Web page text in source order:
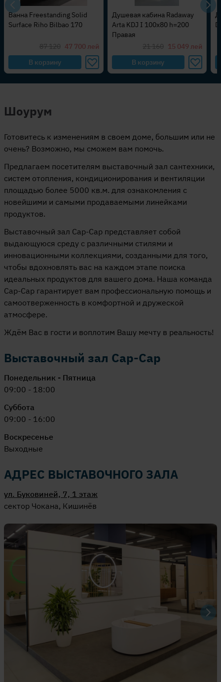
Душевая кабина Radaway
Arta KDJ I 100x80 h=200
21 160 15 049 лей
В корзину
Дверь в нишу Radaway Arta
DWJ I 100x200 Правая
15 950 10 361 лей
В корзину
Шоурум
Готовитесь к изменениям в своем доме, большим или не
очень? Возможно, мы сможем вам помочь.
Предлагаем посетителям выставочный зал сантехники,
систем отопления, кондиционирования и вентиляции
площадью более 5000 кв.м. для ознакомления с
новейшими и самыми продаваемыми линейками
продуктов.
Выставочный зал Cap-Cap представляет собой
выдающуюся среду с различными стилями и
инновационными коллекциями, созданными для того,
чтобы вдохновлять вас на каждом этапе поиска
идеальных продуктов для вашего дома. Наша команда
Cap-Cap гарантирует вам профессиональную помощь и
самоотверженность в комфортной и дружеской
атмосфере.
Ждём Вас в гости и воплотим Вашу мечту в реальность!
Выставочный зал Cap-Cap
Понедельник - Пятница
09:00 - 18:00
Суббота
09:00 - 16:00
Воскресенье
Выходные
АДРЕС ВЫСТАВОЧНОГО ЗАЛА
ул. Буковиней, 7, 1 этаж
сектор Чокана, Кишинёв